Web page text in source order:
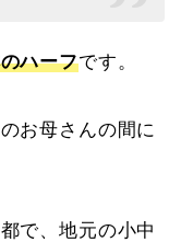
ハーフです。
お母さんの間に
で、地元の小中